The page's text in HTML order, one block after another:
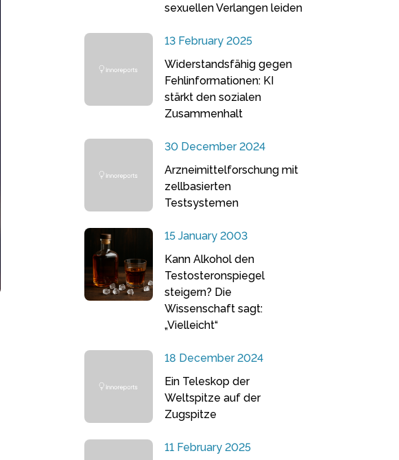
sexuellen Verlangen leiden
13 February 2025
Widerstandsfähig gegen
Fehlinformationen: KI
stärkt den sozialen
Zusammenhalt
30 December 2024
Arzneimittelforschung mit
zellbasierten
Testsystemen
15 January 2003
Kann Alkohol den
Testosteronspiegel
steigern? Die
Wissenschaft sagt:
„Vielleicht“
18 December 2024
Ein Teleskop der
Weltspitze auf der
Zugspitze
11 February 2025